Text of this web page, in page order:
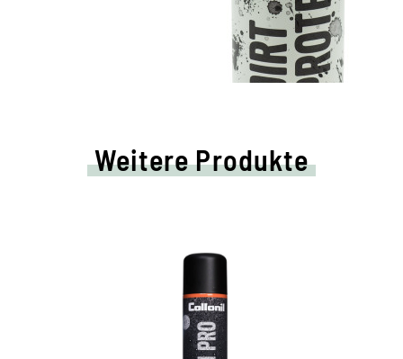
Weitere Produkte
HighTech-Schutz für alle
Materialien